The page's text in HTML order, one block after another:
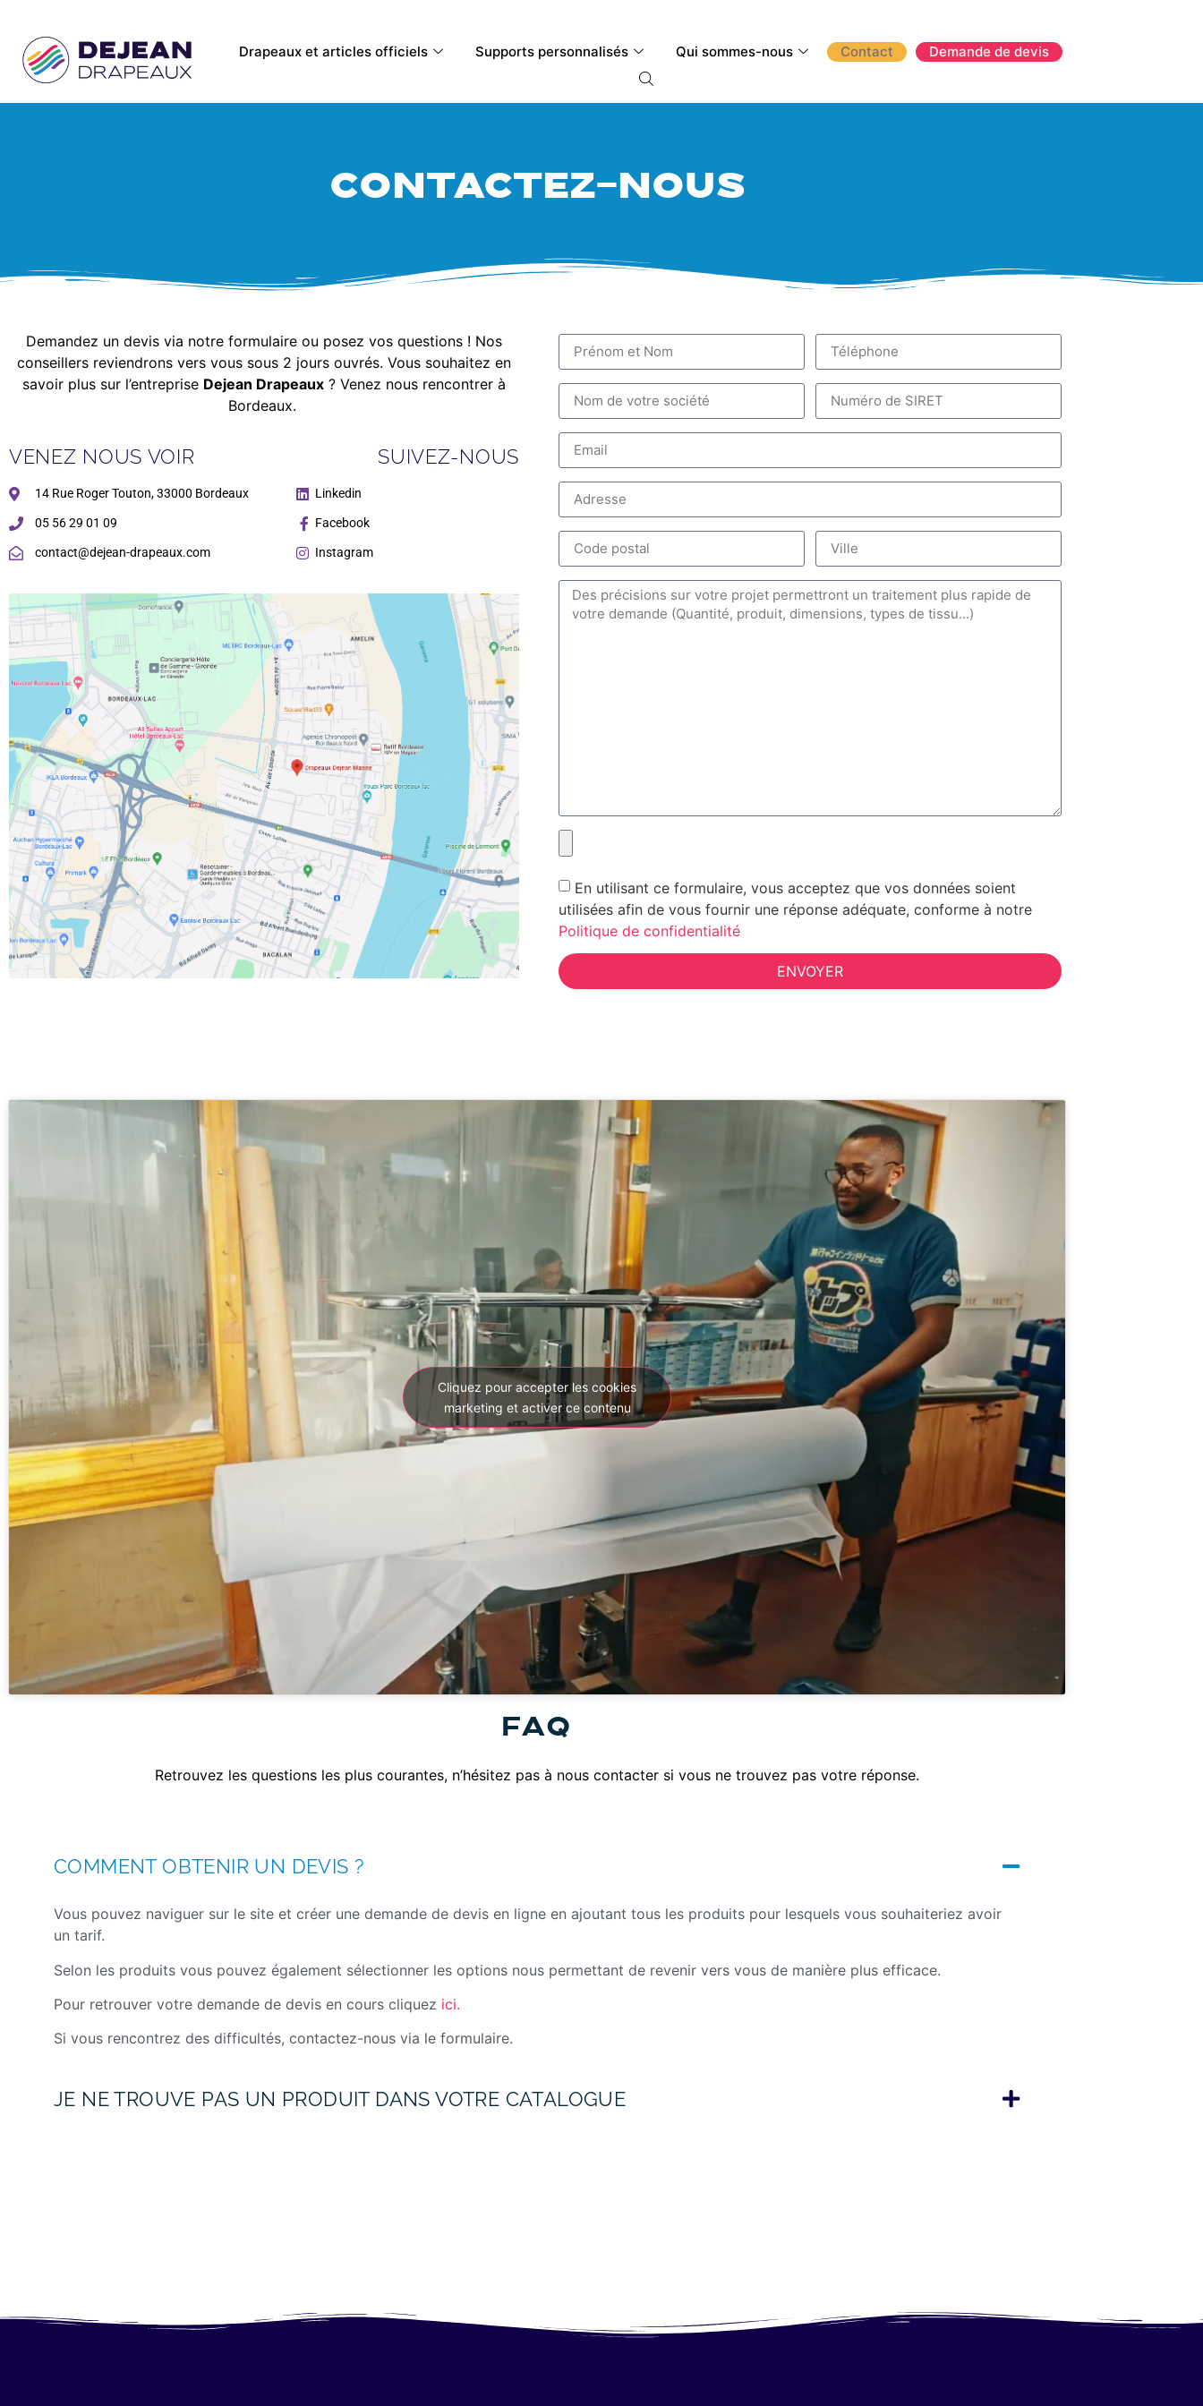
Drapeaux et articles officiels Supports personnalisés Qui sommes-nous Contact Demande de devis
contactez-nous
Demandez un devis via notre formulaire ou posez vos questions ! Nos
conseillers reviendrons vers vous sous 2 jours ouvrés. Vous souhaitez en
savoir plus sur l’entreprise Dejean Drapeaux ? Venez nous rencontrer à
Bordeaux.
VENEZ NOUS VOIR
14 Rue Roger Touton, 33000 Bordeaux
05 56 29 01 09
contact@dejean-drapeaux.com
SUIVEZ-NOUS
Linkedin
Facebook
Instagram
En utilisant ce formulaire, vous acceptez que vos données soient
utilisées afin de vous fournir une réponse adéquate, conforme à notre
Politique de confidentialité
ENVOYER
Cliquez pour accepter les cookies
marketing et activer ce contenu
FAQ
Retrouvez les questions les plus courantes, n’hésitez pas à nous contacter si vous ne trouvez pas votre réponse.
COMMENT OBTENIR UN DEVIS ?
Vous pouvez naviguer sur le site et créer une demande de devis en ligne en ajoutant tous les produits pour lesquels vous souhaiteriez avoir
un tarif.
Selon les produits vous pouvez également sélectionner les options nous permettant de revenir vers vous de manière plus efficace.
Pour retrouver votre demande de devis en cours cliquez ici.
Si vous rencontrez des difficultés, contactez-nous via le formulaire.
JE NE TROUVE PAS UN PRODUIT DANS VOTRE CATALOGUE